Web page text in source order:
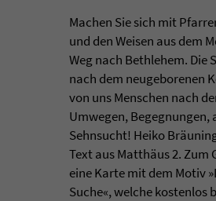
Machen Sie sich mit
und den Weisen aus dem
Weg nach Bethlehem. Die
nach dem neugeborenen
von uns Menschen nach
Umwegen, Begegnungen,
Sehnsucht! Heiko
Text aus Matthäus 2. Zum
eine Karte mit dem Motiv
Suche«, welche kostenlos